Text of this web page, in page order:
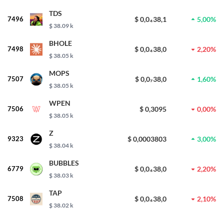
7496
TDS
$ 38.09 k
$ 0,0₄38,1 5,00%
7498
BHOLE
$ 38.05 k
$ 0,0₄38,0 2,20%
7507
MOPS
$ 38.05 k
$ 0,0₇38,0 1,60%
7506
WPEN
$ 38.05 k
$ 0,3095 0,00%
9323
Z
$ 38.04 k
$ 0,0003803 3,00%
6779
BUBBLES
$ 38.03 k
$ 0,0₄38,0 2,20%
7508
TAP
$ 38.02 k
$ 0,0₄38,0 2,10%